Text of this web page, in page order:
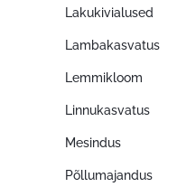
Lakukivialused
Lambakasvatus
Lemmikloom
Linnukasvatus
Mesindus
Põllumajandus